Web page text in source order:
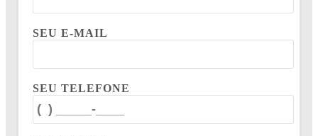
SEU E-MAIL
SEU TELEFONE